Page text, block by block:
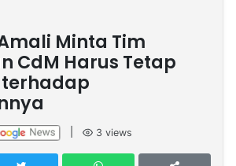
Minta Tim
CdM Harus Tetap
terhadap
3 views